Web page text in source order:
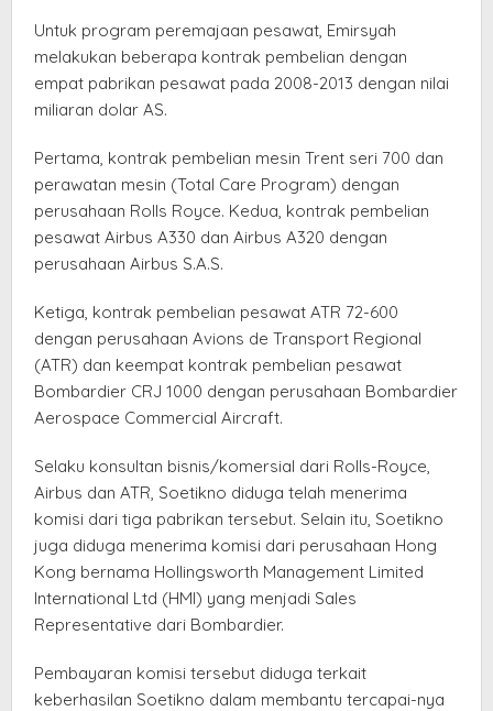
Untuk program peremajaan pesawat, Emirsyah
melakukan beberapa kontrak pembelian dengan
empat pabrikan pesawat pada 2008-2013 dengan nilai
miliaran dolar AS.
Pertama, kontrak pembelian mesin Trent seri 700 dan
perawatan mesin (Total Care Program) dengan
perusahaan Rolls Royce. Kedua, kontrak pembelian
pesawat Airbus A330 dan Airbus A320 dengan
perusahaan Airbus S.A.S.
Ketiga, kontrak pembelian pesawat ATR 72-600
dengan perusahaan Avions de Transport Regional
(ATR) dan keempat kontrak pembelian pesawat
Bombardier CRJ 1000 dengan perusahaan Bombardier
Aerospace Commercial Aircraft.
Selaku konsultan bisnis/komersial dari Rolls-Royce,
Airbus dan ATR, Soetikno diduga telah menerima
komisi dari tiga pabrikan tersebut. Selain itu, Soetikno
juga diduga menerima komisi dari perusahaan Hong
Kong bernama Hollingsworth Management Limited
International Ltd (HMI) yang menjadi Sales
Representative dari Bombardier.
Pembayaran komisi tersebut diduga terkait
keberhasilan Soetikno dalam membantu tercapai-nya